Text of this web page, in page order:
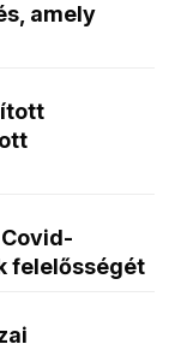
amely
felelősségét